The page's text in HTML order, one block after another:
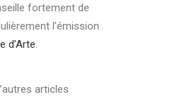
fortement de
l’émission
d’Arte.
articles